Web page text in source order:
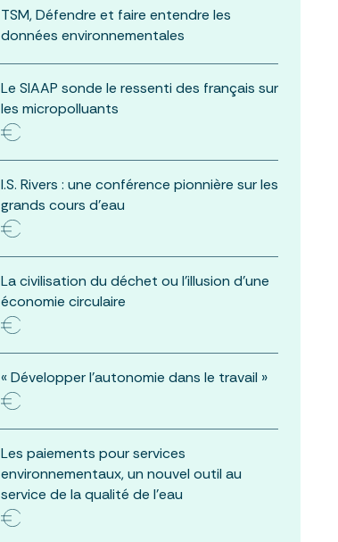
TSM, Défendre et faire entendre les
données environnementales
Le SIAAP sonde le ressenti des français sur
les micropolluants
I.S. Rivers : une conférence pionnière sur les
grands cours d’eau
La civilisation du déchet ou l’illusion d’une
économie circulaire
« Développer l’autonomie dans le travail »
Les paiements pour services
environnementaux, un nouvel outil au
service de la qualité de l’eau